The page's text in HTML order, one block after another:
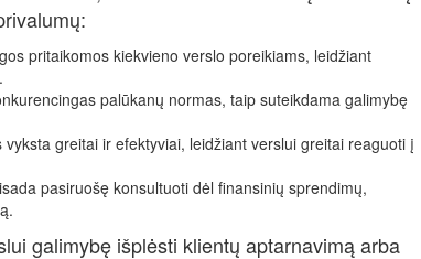
pritaikomos kiekvieno verslo poreikiams, leidžiant
palūkanų normas, taip suteikdama galimybę
greitai ir efektyviai, leidžiant verslui greitai reaguoti į
pasiruošę konsultuoti dėl finansinių sprendimų,
galimybę išplėsti klientų aptarnavimą arba